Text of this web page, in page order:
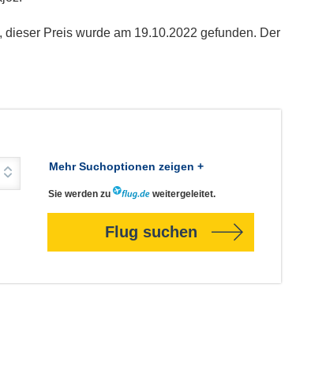
Preis wurde am 19.10.2022 gefunden. Der
Mehr Suchoptionen zeigen +
Sie werden zu weitergeleitet.
Flug suchen